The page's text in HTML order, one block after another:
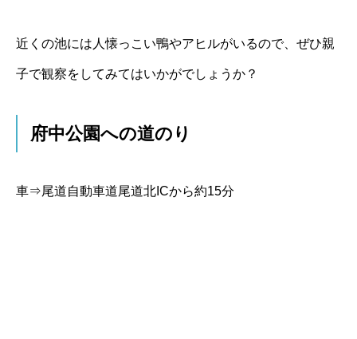
近くの池には人懐っこい鴨やアヒルがいるので、ぜひ親
子で観察をしてみてはいかがでしょうか？
府中公園への道のり
車⇒尾道自動車道尾道北ICから約15分